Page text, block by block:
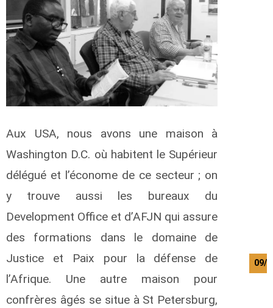
Aux USA, nous avons une maison à
Washington D.C. où habitent le Supérieur
délégué et l’économe de ce secteur ; on
y trouve aussi les bureaux du
Development Office et d’AFJN qui assure
des formations dans le domaine de
Justice et Paix pour la défense de
l’Afrique. Une autre maison pour
confrères âgés se situe à St Petersburg,
09/